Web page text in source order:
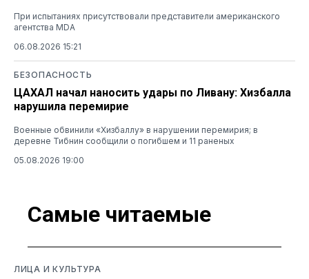
При испытаниях присутствовали представители американского
агентства MDA
06.08.2026 15:21
БЕЗОПАСНОСТЬ
ЦАХАЛ начал наносить удары по Ливану: Хизбалла
нарушила перемирие
Военные обвинили «Хизбаллу» в нарушении перемирия; в
деревне Тибнин сообщили о погибшем и 11 раненых
05.08.2026 19:00
Самые читаемые
ЛИЦА И КУЛЬТУРА